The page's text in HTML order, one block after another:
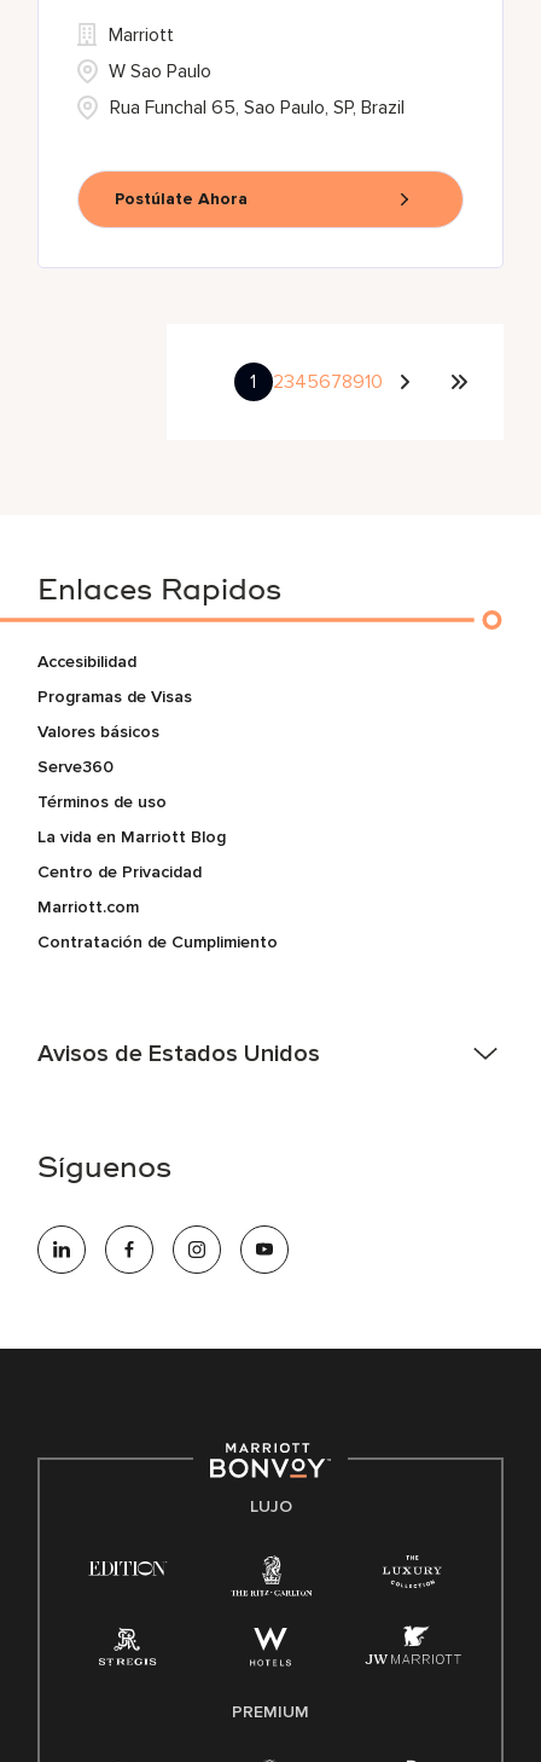
Rua Funchal 65, Sao Paulo, SP, Brazil
Marriott
W Sao Paulo
Postúlate Ahora
1 2345678910
Enlaces Rapidos
Accesibilidad
Programas de Visas
Valores básicos
Serve360
Términos de uso
La vida en Marriott Blog
Centro de Privacidad
Marriott.com
Contratación de Cumplimiento
Avisos de Estados Unidos
electrónico hqaffirmativeaction@marriott.com
oportunidades que se compromete a contratar una fuerza
de trabajo diversa y a mantener una cultura inclusiva.
Derecho a trabajar inglés/español
Conozca sus derechos
Ley de licencia familiar y médica (FMLA)
Síguenos
LUJO
PREMIUM